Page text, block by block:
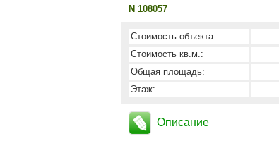
N 108057
Стоимость объекта:
Стоимость кв.м.:
Общая площадь:
Этаж:
Описание